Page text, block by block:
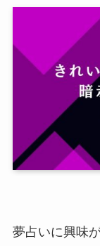
夢占いに興味